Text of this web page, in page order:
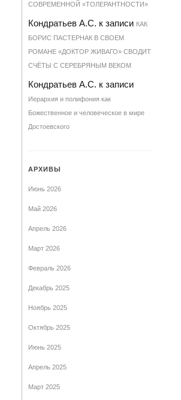
СОВРЕМЕННОЙ «ТОЛЕРАНТНОСТИ»
Кондратьев А.С. к записи КАК
БОРИС ПАСТЕРНАК В СВОЕМ
РОМАНЕ «ДОКТОР ЖИВАГО» СВОДИТ
СЧЁТЫ С СЕРЕБРЯНЫМ ВЕКОМ
Кондратьев А.С. к записи
Иерархия и полифония как
Божественное и человеческое в мире
Достоевского
АРХИВЫ
Июнь 2026
Май 2026
Апрель 2026
Март 2026
Февраль 2026
Декабрь 2025
Ноябрь 2025
Октябрь 2025
Июнь 2025
Апрель 2025
Март 2025